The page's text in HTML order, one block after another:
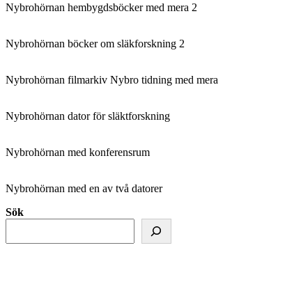
Nybrohörnan hembygdsböcker med mera 2
Nybrohörnan böcker om släkforskning 2
Nybrohörnan filmarkiv Nybro tidning med mera
Nybrohörnan dator för släktforskning
Nybrohörnan med konferensrum
Nybrohörnan med en av två datorer
Sök